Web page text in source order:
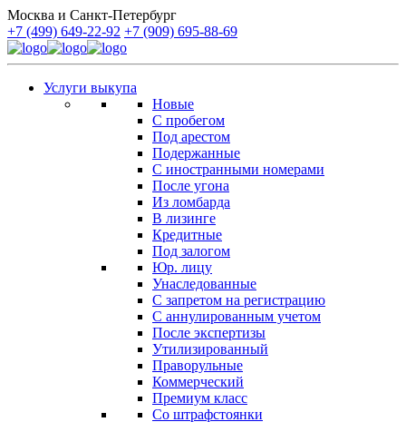
Москва и Санкт-Петербург
+7 (499) 649-22-92 +7 (909) 695-88-69
Услуги выкупа
Новые
С пробегом
Под арестом
Подержанные
С иностранными номерами
После угона
Из ломбарда
В лизинге
Кредитные
Под залогом
Юр. лицу
Унаследованные
С запретом на регистрацию
С аннулированным учетом
После экспертизы
Утилизированный
Праворульные
Коммерческий
Премиум класс
Со штрафстоянки